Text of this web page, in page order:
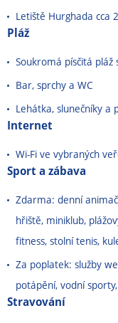
Letiště Hurghada cca
Pláž
Soukromá písčitá
Bar, sprchy a WC
Lehátka, slunečníky a
Internet
Wi-Fi ve vybraných
Sport a zábava
Zdarma: denní
hřiště, miniklub,
fitness, stolní tenis,
Za poplatek: služby
potápění, vodní
Stravování